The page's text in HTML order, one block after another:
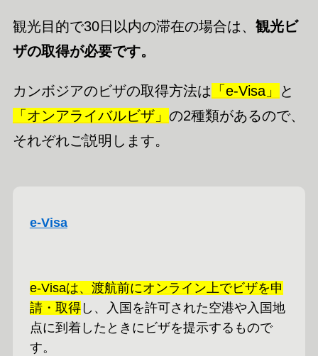
観光目的で30日以内の滞在の場合は、 観光ビ
ザの取得が必要です。
カンボジアのビザの取得方法は 「e-Visa」
と
「オンアライバルビザ」 の2種類があるので、
それぞれご説明します。
e-Visa
e-Visaは、渡航前にオンライン上でビザを申
請・取得し、入国を許可された空港や入国地
点に到着したときにビザを提示するもので
す。